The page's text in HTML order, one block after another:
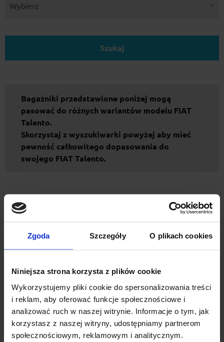
Zgoda Szczegóły O plikach cookies
Niniejsza strona korzysta z plików cookie
Wykorzystujemy pliki cookie do spersonalizowania treści
i reklam, aby oferować funkcje społecznościowe i
analizować ruch w naszej witrynie. Informacje o tym, jak
korzystasz z naszej witryny, udostępniamy partnerom
społecznościowym, reklamowym i analitycznym.
Szukaj
Bagażniki przedstawione poniżej mogą
pasować do różnych wariantów modelu FIAT
Talento.
Skorzystaj z wyszukiwarki powyżej aby mieć
pewność całkowitego dopasowania do
swojego FIAT Talento.
Bagażnik Firrak onus pro HD 3x160 + głowice
R120202205